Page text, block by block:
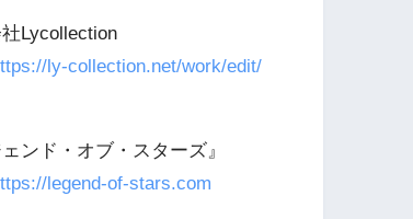
Lycollection
ly-collection.net/work/edit/
ェンド・オブ・スターズ』
legend-of-stars.com